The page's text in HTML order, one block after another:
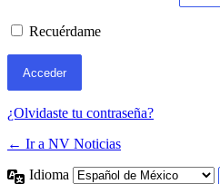
Recuérdame
¿Olvidaste tu contraseña?
← Ir a NV Noticias
Idioma